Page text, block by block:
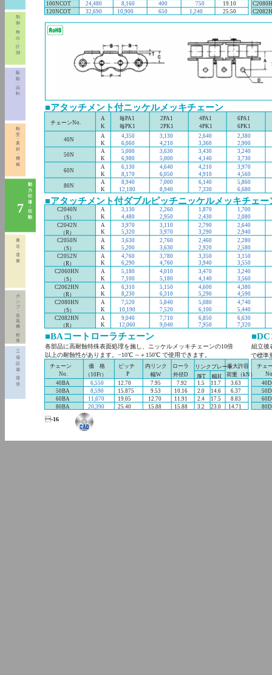
-16
制
御
・
検
出
・
計
測
駆
動
・
回
転
軸
受
・
素
材
・
機
械
動
力
伝
達
・
伝
動
搬
送
・
運
搬
ポ
ン
プ
・
送
風
機
・
粉
体
工
場
設
備
・
環
境
7
19.10
750
400
8,160
24,480
100NCOT
25.50
1,240
650
10,900
32,690
120NCOT
■アタッチメント付ニッケルメッキチェーン
6PA1
6PK1
4PA1
4PK1
2PA1
2PK1
毎PA1
毎PK1
A
K
チェーンNo.
2,380
2,900
2,640
3,360
3,130
4,210
4,350
6,060
A
K
40N
3,240
3,730
3,430
4,140
3,630
5,000
5,000
6,980
A
K
50N
3,970
4,560
4,210
4,910
4,640
6,050
6,130
8,170
A
K
60N
5,860
6,680
6,140
7,330
7,000
8,940
8,940
12,180
A
K
80N
■アタッチメント付ダブルピッチニッケルメッキチェ
1,700
2,080
1,870
2,430
2,260
2,950
3,130
4,480
A
K
C2040N
（S）
2,640
2,940
2,790
3,290
3,110
3,970
3,970
5,320
A
K
C2042N
（R）
2,280
2,580
2,460
2,920
2,760
3,630
3,630
5,200
A
K
C2050N
（S）
3,150
3,550
3,350
3,940
3,780
4,760
4,760
6,290
A
K
C2052N
（R）
3,240
3,560
3,470
4,140
4,010
5,180
5,180
7,100
A
K
C2060HN
（S）
4,380
4,590
4,600
5,290
5,150
6,310
6,310
8,230
A
K
C2062HN
（R）
4,740
5,440
5,080
6,100
5,840
7,520
7,520
10,190
A
K
C2080HN
（S）
6,630
7,320
6,850
7,950
7,710
9,040
9,040
12,060
A
K
C2082HN
（R）
■BAコートローラチェーン ■DC
各部品に高耐蝕特殊表面処理を施し、ニッケルメッキチェーンの10倍
以上の耐蝕性があります。−10℃ ∼＋150℃ で使用できます。
組立後
で標準
最大許容
荷重（kN）
リンクプレート
ローラ
外径D
内リンク
幅W
ピッチ
P
価 格
（10Ft）
チェーン
No.
幅H
厚T
3.63
11.7
1.5
7.92
7.95
12.70
6,550
40BA
6.37
14.6
2.0
10.16
9.53
15.875
8,590
50BA
8.83
17.5
2.4
11.91
12.70
19.05
11,670
60BA
14.71
23.0
3.2
15.88
15.88
25.40
20,390
80BA
チェ